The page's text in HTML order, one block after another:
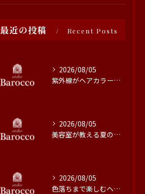
最近の投稿 Recent Posts
2026/08/05
紫外線がヘアカラーに与える影響と対策
2026/08/05
美容室が教える夏の最旬ヘアカラー技術
2026/08/05
色落ちまで楽しむヘアカラーの秘訣